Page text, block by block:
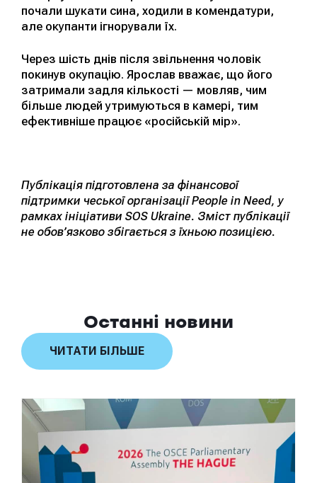
почали шукати сина, ходили в комендатури,
але окупанти ігнорували їх.
Через шість днів після звільнення чоловік
покинув окупацію. Ярослав вважає, що його
затримали задля кількості — мовляв, чим
більше людей утримуються в камері, тим
ефективніше працює «російській мір».
Публікація підготовлена за фінансової
підтримки чеської організації People in Need, у
рамках ініціативи SOS Ukraine. Зміст публікації
не обов’язково збігається з їхньою позицією.
Останні новини
ЧИТАТИ БІЛЬШЕ